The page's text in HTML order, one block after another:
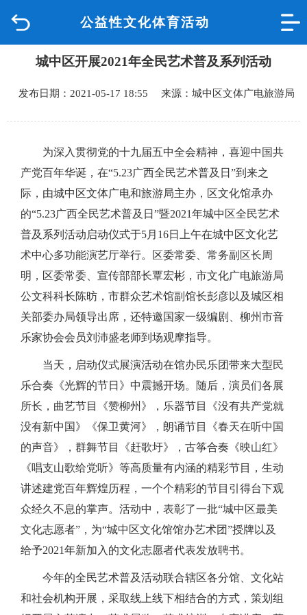
公益性文化体育活动
品质城中
新闻中心
网上办事
互动回应
数据专题
城中区开展2021年全民艺术普及系列活动
发布日期：2021-05-17 18:55 来源：城中区文体广电旅游局
为深入贯彻党的十九届五中全会精神，喜迎中国共
产党百年华诞，在“5.23广西全民艺术普及日”到来之
际，由城中区文体广电和旅游局主办，区文化馆承办
的“5.23广西全民艺术普及日”暨2021年城中区全民艺术
普及系列活动启动仪式于5月16日上午在城中区文化艺
术中心多功能演艺厅举行。区委常委
常务副区长周
明 ， 区委常委 宣传部部长覃宏彬 ， 市文化广电旅游局
公文科科长陈昉 ， 市群众艺术馆副馆长彭彦以及城区相
关部委办局领导出席 ，还特邀国家一级编剧、柳州市音
乐家协会会员刘沛盛老师到场观摩指导。
当天 ，启动仪式展演活动在馆办民乐团带来大型民
乐合奏《光辉的节日》中震撼开场。随后，演员们各展
所长， 曲艺节目 《赞柳州 》 ， 乐器节目
《没有共产党就
没有新中国》《保卫黄河》
， 朗诵节目《春天在听中国
的声音》，群舞节目《赶歌圩》
， 古筝合奏 《映山红》
《唱支山歌给党听》等高质量有内涵的精彩节目，生动
讲述建党百年辉煌历程，一个个精彩的节目引得台下观
众经久不息的掌声。活动中 ， 表彰了一批“城中区最美
文化志愿者” ， 为“城中区文化馆馆办艺术团”授牌以及
给予2021年新加入的文化志愿者代表发放聘书。
今年的全民艺术普及活动联合辖区各分馆、文化站
和社会机构开展 ，采取线上线下相结合的方式，策划组